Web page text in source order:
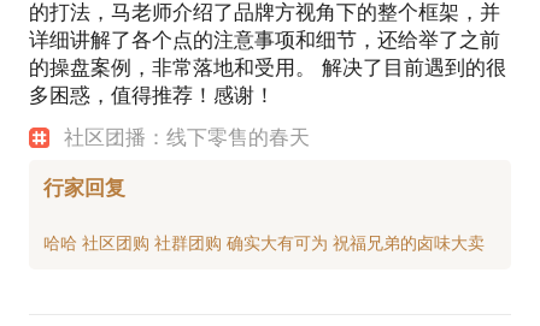
的打法，马老师介绍了品牌方视角下的整个框架，并
详细讲解了各个点的注意事项和细节，还给举了之前
的操盘案例，非常落地和受用。 解决了目前遇到的很
多困惑，值得推荐！感谢！
社区团播：线下零售的春天
行家回复